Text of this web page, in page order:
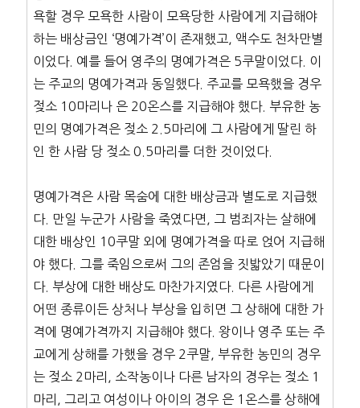
욕할 경우 모욕한 사람이 모욕당한 사람에게 지급해야
하는 배상금인 ‘명예가격’이 존재했고, 액수도 천차만별
이었다. 예를 들어 영주의 명예가격은 5쿠말이었다. 이
는 주교의 명예가격과 동일했다. 주교를 모욕했을 경우
젖소 10마리나 은 20온스를 지급해야 했다. 부유한 농
민의 명예가격은 젖소 2.5마리에 그 사람에게 딸린 하
인 한 사람 당 젖소 0.5마리를 더한 것이었다.
명예가격은 사람 목숨에 대한 배상금과 별도로 지급했
다. 만일 누군가 사람을 죽였다면, 그 범죄자는 살해에
대한 배상인 10쿠말 외에 명예가격을 따로 얹어 지급해
야 했다. 그를 죽임으로써 그의 존엄을 짓밟았기 때문이
다. 부상에 대한 배상도 마찬가지였다. 다른 사람에게
어떤 종류이든 상처나 부상을 입히면 그 상해에 대한 가
격에 명예가격까지 지급해야 했다. 왕이나 영주 또는 주
교에게 상해를 가했을 경우 2쿠말, 부유한 농민의 경우
는 젖소 2마리, 소작농이나 다른 남자의 경우는 젖소 1
마리, 그리고 여성이나 아이의 경우 은 1온스를 상해에